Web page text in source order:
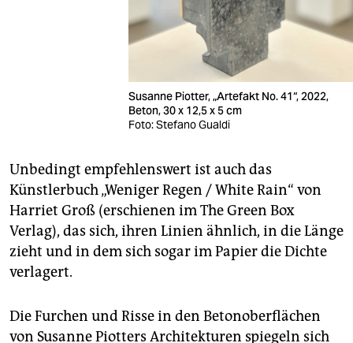
Susanne Piotter, „Artefakt No. 41“, 2022,
Beton, 30 x 12,5 x 5 cm
Foto: Stefano Gualdi
Unbedingt empfehlenswert ist auch das
Künstlerbuch „Weniger Regen / White Rain“ von
Harriet Groß (erschienen im The Green Box
Verlag), das sich, ihren Linien ähnlich, in die Länge
zieht und in dem sich sogar im Papier die Dichte
verlagert.
Die Furchen und Risse in den Betonoberflächen
von Susanne Piotters Architekturen spiegeln sich